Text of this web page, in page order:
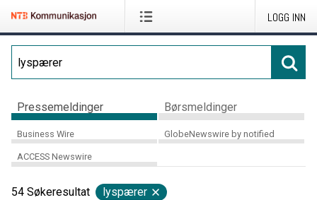
LOGG INN
Pressemeldinger Børsmeldinger
Business Wire GlobeNewswire by notified
ACCESS Newswire
54 Søkeresultat lyspærer